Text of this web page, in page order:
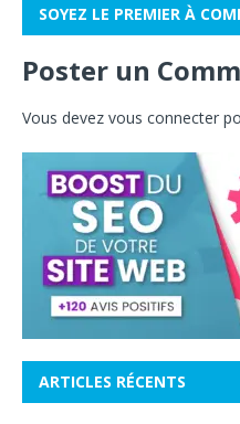
SOYEZ LE PREMIER À
Poster un
Vous devez vous connecter
ARTICLES RÉCENTS